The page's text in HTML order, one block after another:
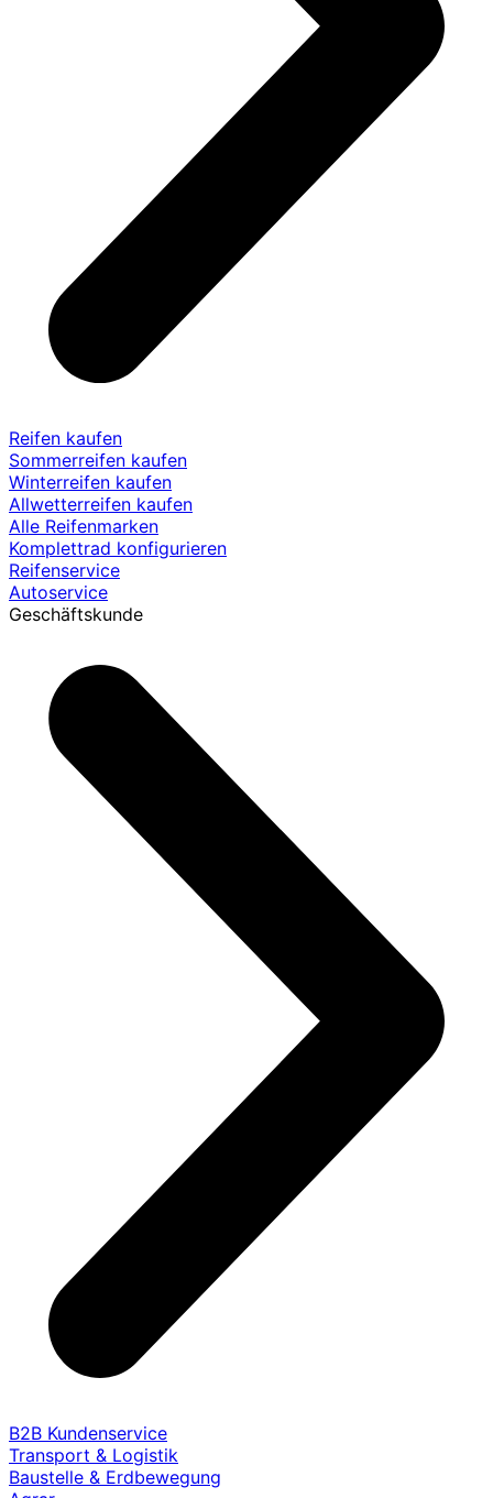
Reifen kaufen
Sommerreifen kaufen
Winterreifen kaufen
Allwetterreifen kaufen
Alle Reifenmarken
Komplettrad konfigurieren
Reifenservice
Autoservice
Geschäftskunde
B2B Kundenservice
Transport & Logistik
Baustelle & Erdbewegung